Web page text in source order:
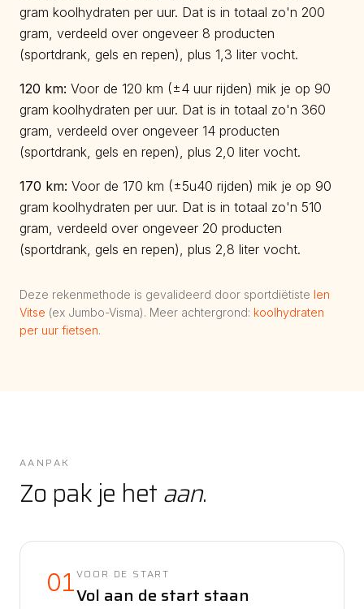
gram koolhydraten per uur. Dat is in totaal zo'n 200
gram, verdeeld over ongeveer 8 producten
(sportdrank, gels en repen), plus 1,3 liter vocht.
120 km: Voor de 120 km (±4 uur rijden) mik je op 90
gram koolhydraten per uur. Dat is in totaal zo'n 360
gram, verdeeld over ongeveer 14 producten
(sportdrank, gels en repen), plus 2,0 liter vocht.
170 km: Voor de 170 km (±5u40 rijden) mik je op 90
gram koolhydraten per uur. Dat is in totaal zo'n 510
gram, verdeeld over ongeveer 20 producten
(sportdrank, gels en repen), plus 2,8 liter vocht.
Deze rekenmethode is gevalideerd door sportdiëtiste Ien
Vitse (ex Jumbo-Visma). Meer achtergrond: koolhydraten
per uur fietsen.
AANPAK
Zo pak je hetaan.
01VOOR DE START
Vol aan de start staan